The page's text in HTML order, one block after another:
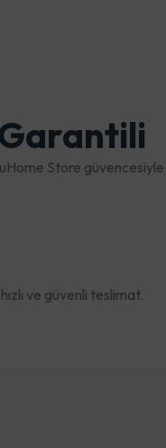
Store
ve güvenli teslimat.